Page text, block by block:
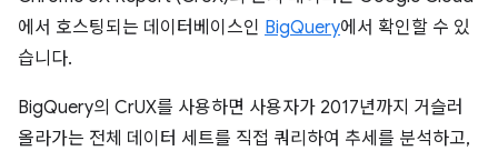
에서 호스팅되는 데이터베이스인 BigQuery에서 확인할 수 있
습니다.
BigQuery의 CrUX를 사용하면 사용자가 2017년까지 거슬러
올라가는 전체 데이터 세트를 직접 쿼리하여 추세를 분석하고,